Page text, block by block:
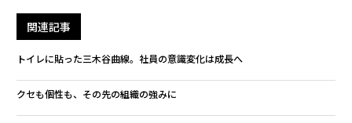
関連記事
トイレに貼った三木谷曲線。社員の意識変化は成長へ
クセも個性も、その先の組織の強みに